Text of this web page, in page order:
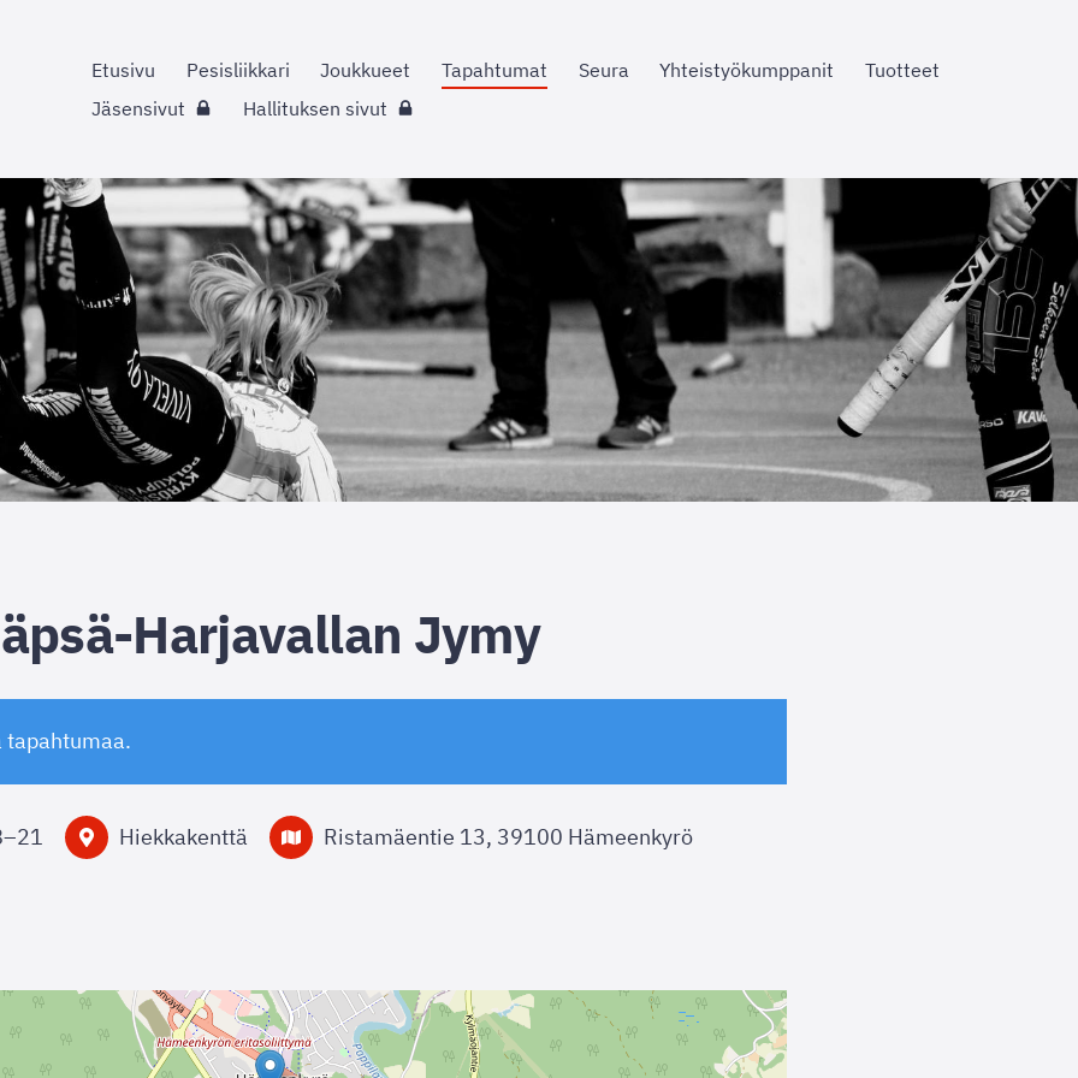
Etusivu Pesisliikkari Joukkueet Tapahtumat Seura Yhteistyökumppanit
Tuotteet
Jäsensivut
Hallituksen sivut
Harjavallan Jymy
tapahtumaa.
–21 Hiekkakenttä Ristamäentie 13, 39100 Hämeenkyrö